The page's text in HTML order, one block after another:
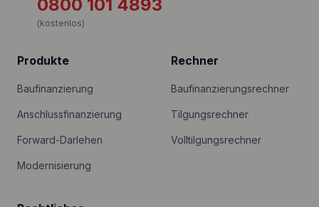
0800 101 4893
(kostenlos)
Produkte
Baufinanzierung
Anschlussfinanzierung
Forward-Darlehen
Modernisierung
Rechner
Baufinanzierungsrechner
Tilgungsrechner
Volltilgungsrechner